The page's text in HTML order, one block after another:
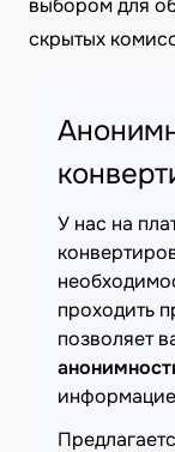
выбором для
скрытых
У нас на
проходить
позволяет